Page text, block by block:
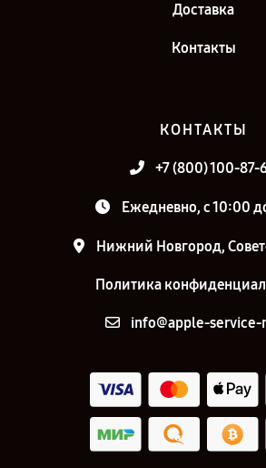
Доставка
Контакты
КОНТАКТЫ
+7 (800) 100-87-
Ежедневно, с 10:00
Нижний Новгород,
Политика
info@apple-service-